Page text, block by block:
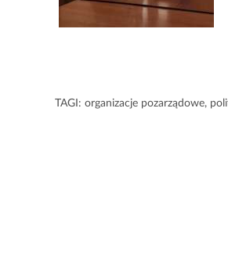
TAGI: organizacje pozarządowe,